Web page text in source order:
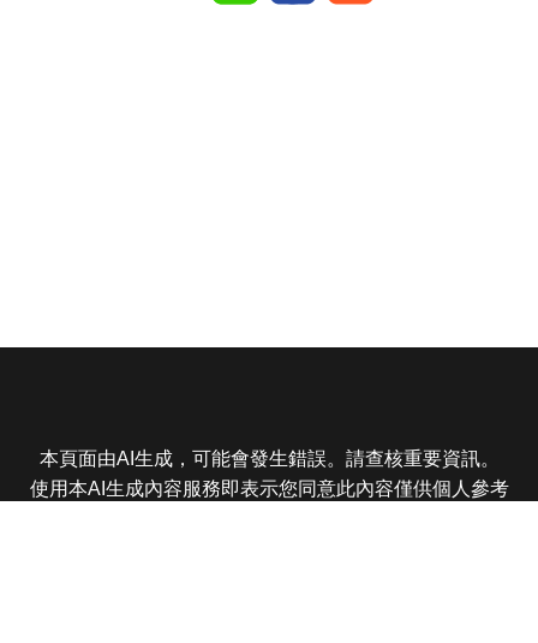
本頁面由AI生成，可能會發生錯誤。請查核重要資訊。
使用本AI生成內容服務即表示您同意此內容僅供個人參考